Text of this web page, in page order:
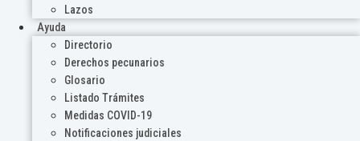
Lazos
Ayuda
Directorio
Derechos pecunarios
Glosario
Listado Trámites
Medidas COVID-19
Notificaciones judiciales